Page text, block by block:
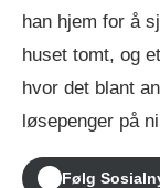
han hjem for å
huset tomt, og
hvor det blant
løsepenger på
Følg